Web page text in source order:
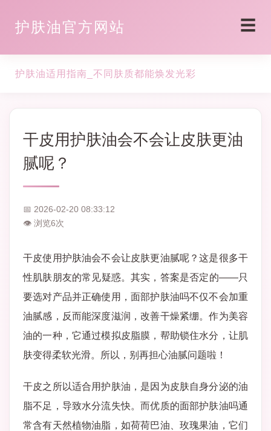
护肤油官方网站 ☰
护肤油适用指南_不同肤质都能焕发光彩
干皮用护肤油会不会让皮肤更油
腻呢？
📅 2026-02-20 08:33:12
👁 浏览6次
干皮使用护肤油会不会让皮肤更油腻呢？这是很多干
性肌肤朋友的常见疑惑。其实，答案是否定的——只
要选对产品并正确使用，面部护肤油吗不仅不会加重
油腻感，反而能深度滋润，改善干燥紧绷。作为美容
油的一种，它通过模拟皮脂膜，帮助锁住水分，让肌
肤变得柔软光滑。所以，别再担心油腻问题啦！
干皮之所以适合用护肤油，是因为皮肤自身分泌的油
脂不足，导致水分流失快。而优质的面部护肤油吗通
常含有天然植物油脂，如荷荷巴油、玫瑰果油，它们